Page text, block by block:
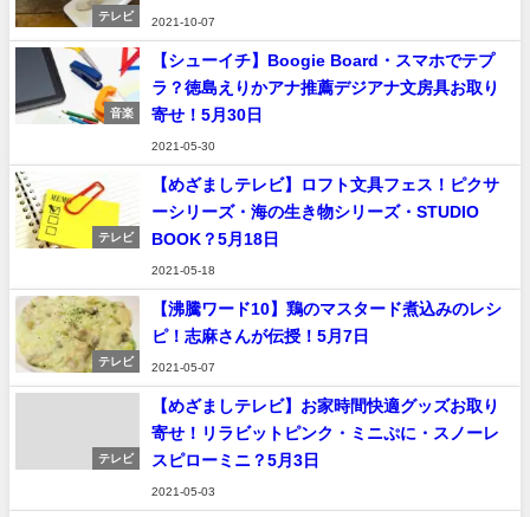
テレビ
2021-10-07
音楽
【シューイチ】Boogie Board・スマホでテプ
ラ？徳島えりかアナ推薦デジアナ文房具お取り
寄せ！5月30日
2021-05-30
テレビ
【めざましテレビ】ロフト文具フェス！ピクサ
ーシリーズ・海の生き物シリーズ・STUDIO
BOOK？5月18日
2021-05-18
テレビ
【沸騰ワード10】鶏のマスタード煮込みのレシ
ピ！志麻さんが伝授！5月7日
2021-05-07
テレビ
【めざましテレビ】お家時間快適グッズお取り
寄せ！リラビットピンク・ミニぷに・スノーレ
スピローミニ？5月3日
2021-05-03